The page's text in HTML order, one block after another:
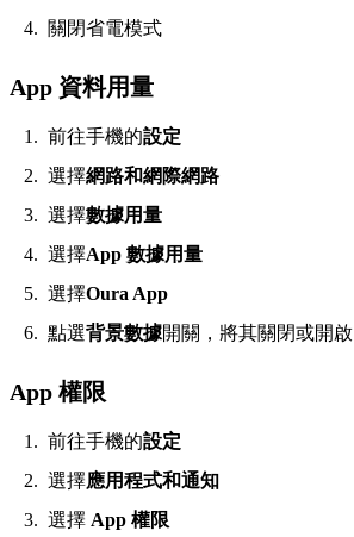
關閉省電模式
App 資料用量
前往手機的設定
選擇網路和網際網路
選擇數據用量
選擇App 數據用量
選擇Oura App
點選背景數據開關，將其關閉或開啟
App 權限
前往手機的設定
選擇應用程式和通知
選擇 App 權限